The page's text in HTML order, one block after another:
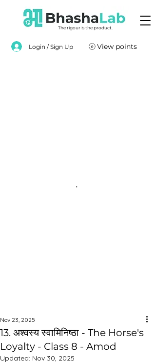
The rigour is the product.
Login / Sign Up View points
.
13. अश्वस्य स्वामिनिष्ठा - The Horse's
Loyalty - Class 8 - Amod
Nov 23, 2025
Updated: Nov 30, 2025